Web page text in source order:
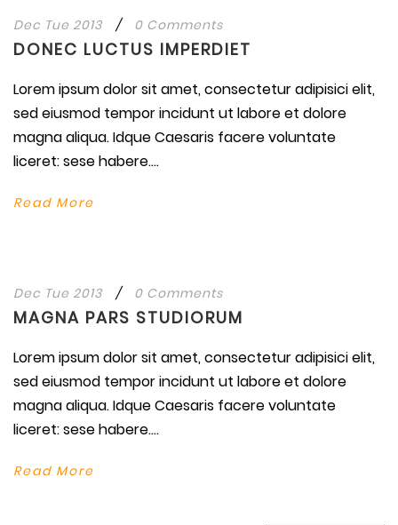
Dec Tue 2013 / 0 Comments
DONEC LUCTUS IMPERDIET
Lorem ipsum dolor sit amet, consectetur adipisici elit,
sed eiusmod tempor incidunt ut labore et dolore
magna aliqua. Idque Caesaris facere voluntate
liceret: sese habere....
Read More
Dec Tue 2013 / 0 Comments
MAGNA PARS STUDIORUM
Lorem ipsum dolor sit amet, consectetur adipisici elit,
sed eiusmod tempor incidunt ut labore et dolore
magna aliqua. Idque Caesaris facere voluntate
liceret: sese habere....
Read More